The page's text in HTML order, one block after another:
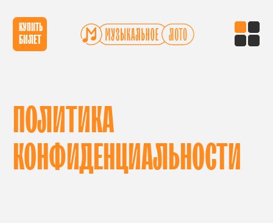
КУПИТЬ
БИЛЕТ
КОНФИДЕНЦИАЛЬНОСТИ
1. Общие положения